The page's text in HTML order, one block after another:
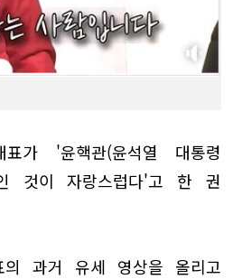
가 '윤핵관(윤석열 대통령
것이 자랑스럽다'고 한 권
과거 유세 영상을 올리고